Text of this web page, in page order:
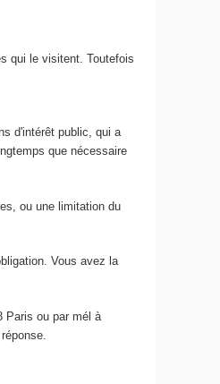
qui le visitent. Toutefois
d'intérêt public, qui a
que nécessaire
ou une limitation du
Vous avez la
Paris ou par mél à